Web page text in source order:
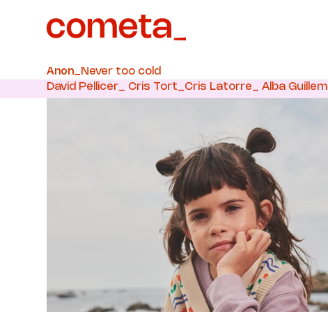
Anon_ Never too cold
David Pellicer_ Cris Tort_Cris Latorre_ Alba Guillem